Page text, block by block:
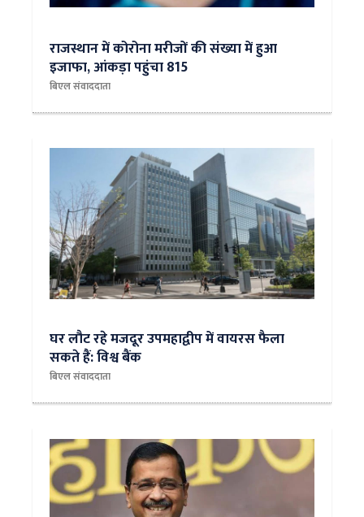
​राजस्थान में कोरोना मरीजों की संख्या में हुआ
इजाफा, आंकड़ा पहुंचा 815
बिएल संवाददाता
घर लौट रहे मजदूर उपमहाद्वीप में वायरस फैला
सकते हैं: विश्व बैंक
बिएल संवाददाता